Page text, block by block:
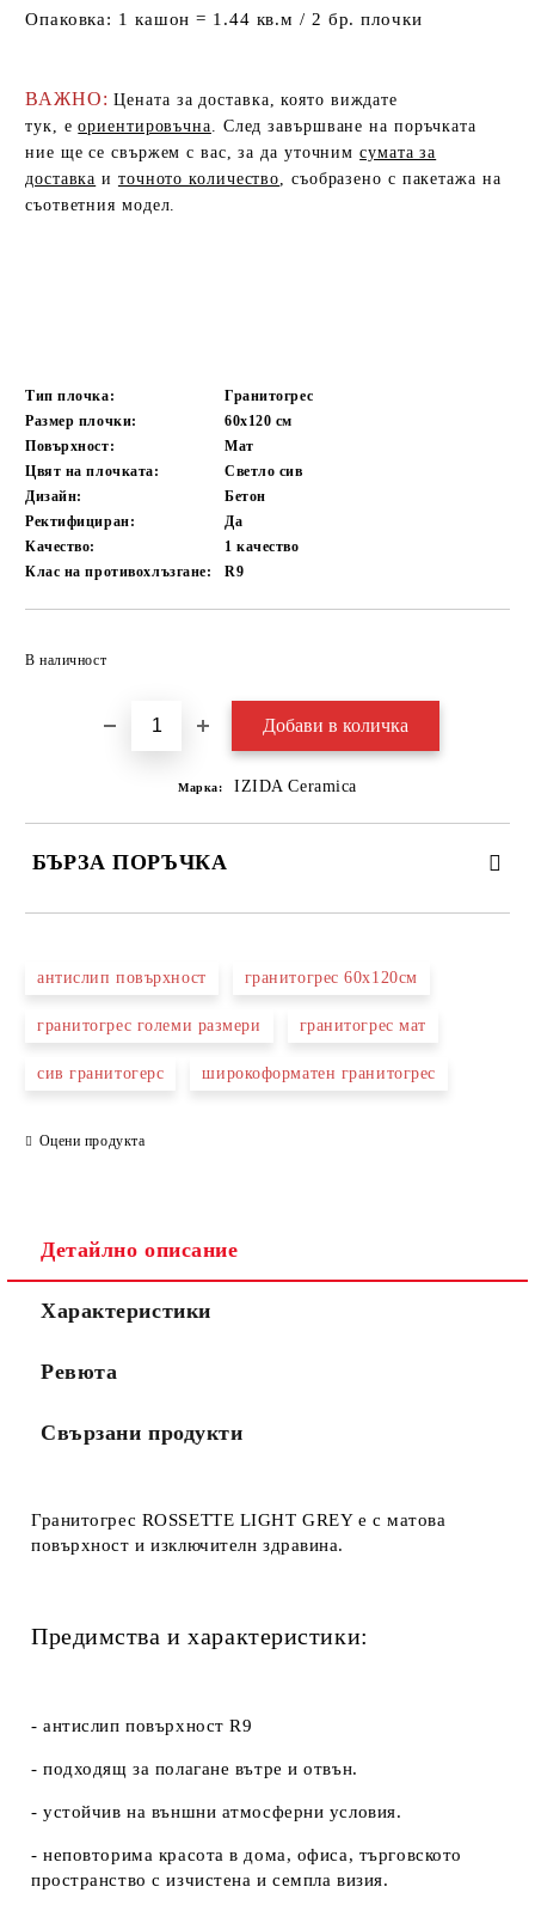
Опаковка: 1 кашон = 1.44 кв.м / 2 бр. плочки
ВАЖНО: Цената за доставка, която виждате
тук, еориентировъчна. След завършване на поръчката
ние ще се свържем с вас, за да уточнимсумата за
доставка и точното количество, съобразено с пакетажа на
съответния модел.
Тип плочка:
Гранитогрес
Размер плочки:
60x120 см
Повърхност:
Мат
Цвят на плочката:
Светло сив
Дизайн:
Бетон
Ректифициран:
Да
Качество:
1 качество
Клас на противохлъзгане:
R9
В наличност
Марка: IZIDA Ceramica
БЪРЗА ПОРЪЧКА
Ние ще се свържем с вас в рамките на работния ден.
антислип повърхност гранитогрес 60х120см
гранитогрес големи размери гранитогрес мат
сив гранитогерс широкоформатен гранитогрес
Оцени продукта
Детайлно описание
Характеристики
Ревюта
Свързани продукти
Гранитогрес ROSSETTE LIGHT GREY e с матова
повърхност и изключителн здравина.
Предимства и характеристики:
- антислип повърхност R9
- подходящ за полагане вътре и отвън.
- устойчив на външни атмосферни условия.
- неповторима красота в дома, офиса, търговското
пространство с изчистена и семпла визия.